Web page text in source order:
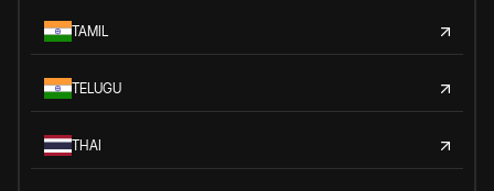
TAMIL
TELUGU
THAI